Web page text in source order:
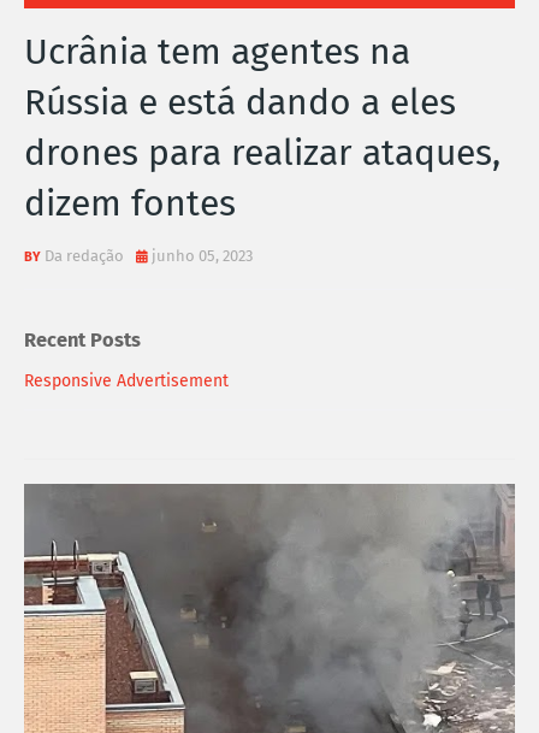
S
N
O
I
A
Ucrânia tem agentes na
Rússia e está dando a eles
drones para realizar ataques,
dizem fontes
Da redação junho 05, 2023
Recent Posts
Responsive Advertisement